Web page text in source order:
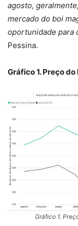
agosto,
mercado do boi
oportunidade para
Pessina.
Gráfico 1. Preço
Gráfico 1.